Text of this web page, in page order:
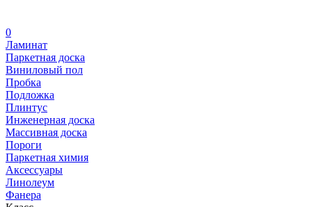
0
Ламинат
Паркетная доска
Виниловый пол
Пробка
Подложка
Плинтус
Инженерная доска
Массивная доска
Пороги
Паркетная химия
Аксессуары
Линолеум
Фанера